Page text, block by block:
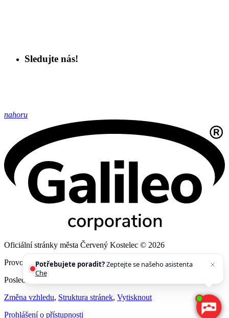
Sledujte nás!
nahoru
Oficiální stránky města Červený Kostelec © 2026
ProvozovatelGalileo Corporation s.r.o.
Poslední aktualizace: 6. 8. 2026
Změna vzhledu, Struktura stránek, Vytisknout
Prohlášení o přístupnosti
Potřebujete poradit?Zeptejte se našeho asistenta
Chettyho